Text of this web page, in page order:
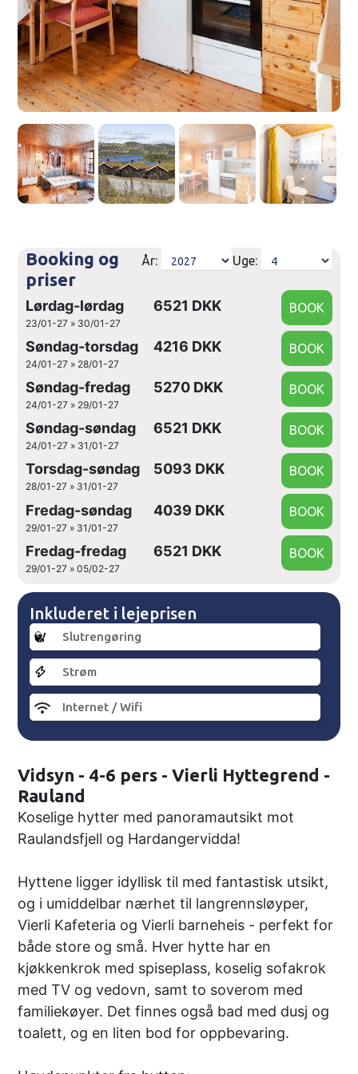
Booking og
priser
År: Uge:
Lørdag-lørdag
23/01-27 » 30/01-27
6521 DKK
Søndag-torsdag
24/01-27 » 28/01-27
4216 DKK
Søndag-fredag
24/01-27 » 29/01-27
5270 DKK
Søndag-søndag
24/01-27 » 31/01-27
6521 DKK
Torsdag-søndag
28/01-27 » 31/01-27
5093 DKK
Fredag-søndag
29/01-27 » 31/01-27
4039 DKK
Fredag-fredag
29/01-27 » 05/02-27
6521 DKK
Inkluderet i lejeprisen
Slutrengøring
Strøm
Internet / Wifi
Vidsyn - 4-6 pers - Vierli Hyttegrend -
Rauland
Koselige hytter med panoramautsikt mot
Raulandsfjell og Hardangervidda!
Hyttene ligger idyllisk til med fantastisk utsikt,
og i umiddelbar nærhet til langrennsløyper,
Vierli Kafeteria og Vierli barneheis - perfekt for
både store og små. Hver hytte har en
kjøkkenkrok med spiseplass, koselig sofakrok
med TV og vedovn, samt to soverom med
familiekøyer. Det finnes også bad med dusj og
toalett, og en liten bod for oppbevaring.